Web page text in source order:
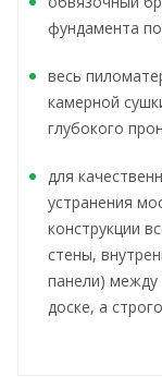
фундамента
весь
камерной
глубокого
для
устранения
конструкции
стены,
панели) между
доске, а